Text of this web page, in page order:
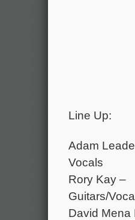
Line Up:
Adam
Vocals
Rory Kay –
Guitars/
David Mena